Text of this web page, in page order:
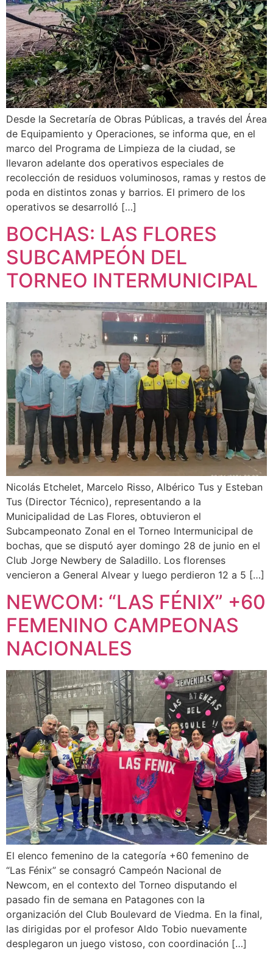
Desde la Secretaría de Obras Públicas, a través del Área
de Equipamiento y Operaciones, se informa que, en el
marco del Programa de Limpieza de la ciudad, se
llevaron adelante dos operativos especiales de
recolección de residuos voluminosos, ramas y restos de
poda en distintos zonas y barrios. El primero de los
operativos se desarrolló […]
BOCHAS: LAS FLORES
SUBCAMPEÓN DEL
TORNEO INTERMUNICIPAL
Nicolás Etchelet, Marcelo Risso, Albérico Tus y Esteban
Tus (Director Técnico), representando a la
Municipalidad de Las Flores, obtuvieron el
Subcampeonato Zonal en el Torneo Intermunicipal de
bochas, que se disputó ayer domingo 28 de junio en el
Club Jorge Newbery de Saladillo. Los florenses
vencieron a General Alvear y luego perdieron 12 a 5 […]
NEWCOM: “LAS FÉNIX” +60
FEMENINO CAMPEONAS
NACIONALES
El elenco femenino de la categoría +60 femenino de
“Las Fénix” se consagró Campeón Nacional de
Newcom, en el contexto del Torneo disputando el
pasado fin de semana en Patagones con la
organización del Club Boulevard de Viedma. En la final,
las dirigidas por el profesor Aldo Tobio nuevamente
desplegaron un juego vistoso, con coordinación […]